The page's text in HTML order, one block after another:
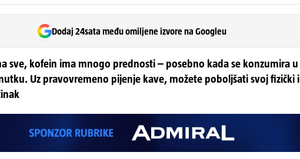
Dodaj 24sata među omiljene izvore na Googleu
sve, kofein ima mnogo prednosti – posebno kada se konzumira u
Uz pravovremeno pijenje kave, možete poboljšati svoj fizički i